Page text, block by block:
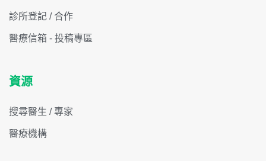
診所登記 / 合作
醫療信箱 - 投稿專區
資源
搜尋醫生 / 專家
醫療機構